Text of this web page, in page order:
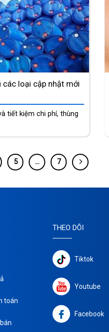
các loại cập nhật mới
tiết kiệm chi phí, thùng
5 … 7
toán
THEO DÕI
Tiktok
Youtube
Facebook